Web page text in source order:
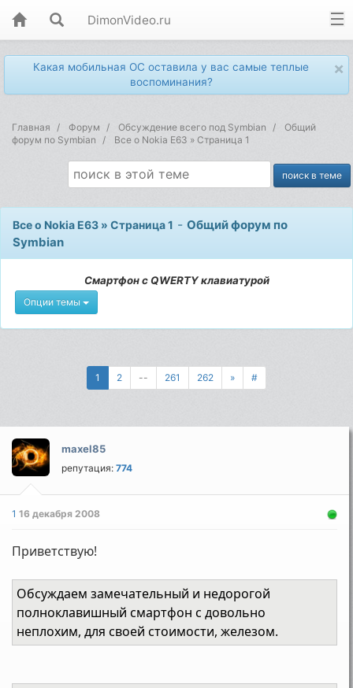
DimonVideo.ru
×
Какая мобильная ОС оставила у вас самые теплые
воспоминания?
Главная Форум Обсуждение всего под Symbian
Общий
форум по Symbian
Все о Nokia E63 » Страница 1
Все о Nokia E63 » Страница 1 -Общий форум по
Symbian
Смартфон с QWERTY клавиатурой
Опции темы
1 2 -- 261 262 » #
maxel85
репутация:774
116 декабря 2008
Приветствую!
Обсуждаем замечательный и недорогой
полноклавишный смартфон с довольно
неплохим, для своей стоимости, железом.